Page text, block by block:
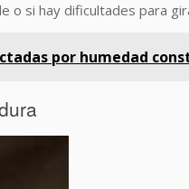
o si hay dificultades para
por humedad